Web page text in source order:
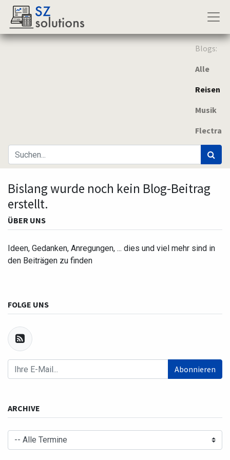
Blogs:
Alle
Reisen
Musik
Flectra
Bislang wurde noch kein Blog-Beitrag
erstellt.
ÜBER UNS
Ideen, Gedanken, Anregungen, ... dies und viel mehr sind in
den Beiträgen zu finden
FOLGE UNS
Abonnieren
ARCHIVE